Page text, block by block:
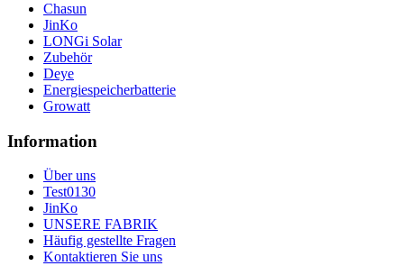
Chasun
JinKo
LONGi Solar
Zubehör
Deye
Energiespeicherbatterie
Growatt
Information
Über uns
Test0130
JinKo
UNSERE FABRIK
Häufig gestellte Fragen
Kontaktieren Sie uns